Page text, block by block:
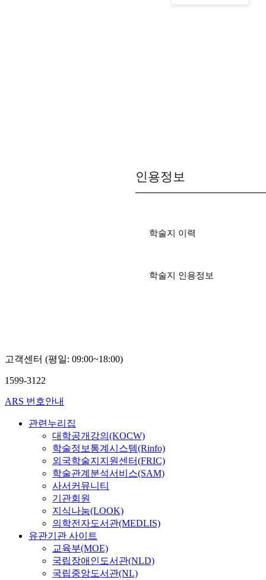
인용정보
학술지 이력
학술지 인용정보
고객센터 (평일: 09:00~18:00)
1599-3122
ARS 번호안내
관련누리집
대학공개강의(KOCW)
학술정보통계시스템(Rinfo)
외국학술지지원센터(FRIC)
학술관계분석서비스(SAM)
사서커뮤니티
기관회원
지식나눔(LOOK)
의학전자도서관(MEDLIS)
유관기관 사이트
교육부(MOE)
국립장애인도서관(NLD)
국립중앙도서관(NL)